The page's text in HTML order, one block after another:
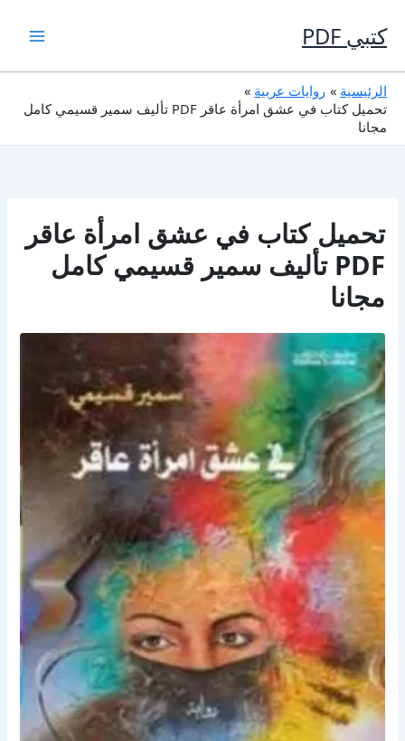
إلى
المحتوى
كتبي PDF
الرئيسية
روايات عربية
تحميل كتاب في عشق امرأة عاقر PDF تأليف سمير قسيمي كامل
مجانا
تحميل كتاب في عشق امرأة عاقر
PDF تأليف سمير قسيمي كامل
مجانا